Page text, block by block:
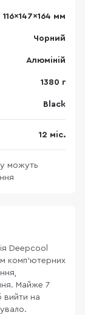
116x147x164 мм
Чорний
Алюміній
1380 г
Black
12 міс.
можуть
Deepcool
комп’ютерних
Майже 7
вийти на